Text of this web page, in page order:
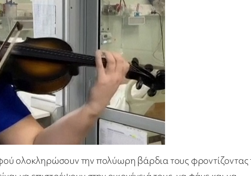
ολοκληρώσουν την πολύωρη βάρδια τους φροντίζοντας